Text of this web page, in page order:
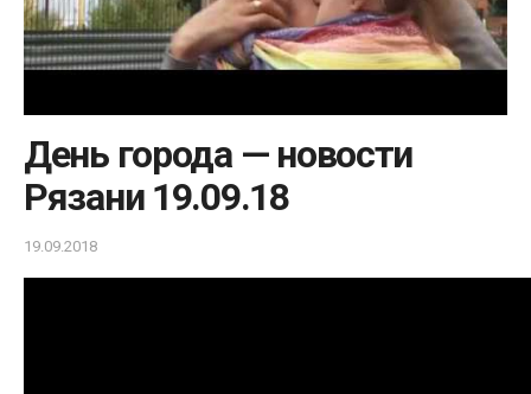
День города — новости
Рязани 19.09.18
19.09.2018